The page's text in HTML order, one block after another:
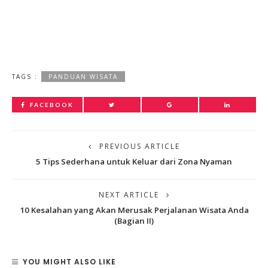
TAGS : PANDUAN WISATA
FACEBOOK
PREVIOUS ARTICLE
5 Tips Sederhana untuk Keluar dari Zona Nyaman
NEXT ARTICLE
10 Kesalahan yang Akan Merusak Perjalanan Wisata Anda
(Bagian II)
YOU MIGHT ALSO LIKE